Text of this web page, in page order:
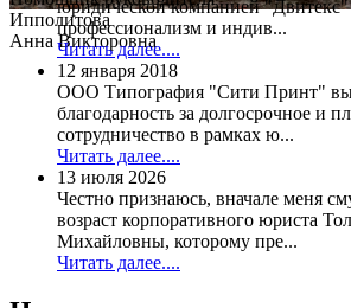
Ипполитова
Анна Викторовна
юридической компанией
профессионализм и индив...
Читать далее....
12 января 2018
ООО Типография "Сити Принт"
благодарность за долгосрочное и
сотрудничество в рамках ю...
Читать далее....
13 июля 2026
Честно признаюсь, вначале меня
возраст корпоративного юриста
Михайловны, которому пре...
Читать далее....